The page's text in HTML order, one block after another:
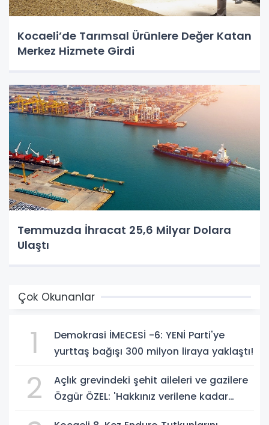
Kocaeli’de Tarımsal Ürünlere Değer Katan
Merkez Hizmete Girdi
Temmuzda İhracat 25,6 Milyar Dolara
Ulaştı
Çok Okunanlar
1
Demokrasi İMECESİ -6: YENİ Parti'ye
yurttaş bağışı 300 milyon liraya yaklaştı!
2
Açlık grevindeki şehit aileleri ve gazilere
Özgür ÖZEL: 'Hakkınız verilene kadar